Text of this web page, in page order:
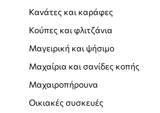
Κουβέρτες και καρό
Μαξιλάρια
Μικρά έπιπλα
Οργανωτές κοσμημάτων
Πατάκια εισόδου
Ρολόγια
Κανάτες και καράφες
Κούπες και φλιτζάνια
Μαγειρική και ψήσιμο
Μαχαίρια και σανίδες κοπής
Μαχαιροπήρουνα
Οικιακές συσκευές